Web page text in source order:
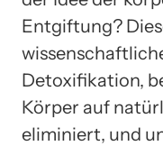
Entgiftung?
Detoxifikation,
Körper auf
eliminiert, und